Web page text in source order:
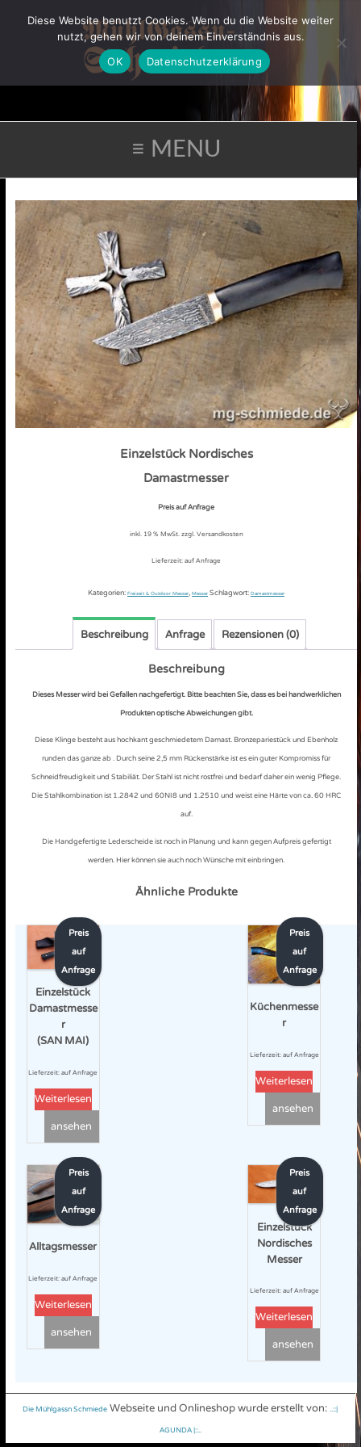
≡ MENU
Einzelstück Nordisches
Damastmesser
Preis auf Anfrage
inkl. 19 % MwSt. zzgl. Versandkosten
Lieferzeit: auf Anfrage
Kategorien: Freizeit & Outdoor Messer, Messer Schlagwort: Damastmesser
Beschreibung Anfrage Rezensionen (0)
Beschreibung
Dieses Messer wird bei Gefallen nachgefertigt. Bitte beachten Sie, dass es bei handwerklichen
Produkten optische Abweichungen gibt.
Diese Klinge besteht aus hochkant geschmiedetem Damast. Bronzepariestück und Ebenholz
runden das ganze ab . Durch seine 2,5 mm Rückenstärke ist es ein guter Kompromiss für
Schneidfreudigkeit und Stabiliät. Der Stahl ist nicht rostfrei und bedarf daher ein wenig Pflege.
Die Stahlkombination ist 1.2842 und 60NI8 und 1.2510 und weist eine Härte von ca. 60 HRC
auf.
Die Handgefertigte Lederscheide ist noch in Planung und kann gegen Aufpreis gefertigt
werden. Hier können sie auch noch Wünsche mit einbringen.
Ähnliche Produkte
Einzelstück
Damastmesse
r
(SAN MAI)
Preis
auf
Anfrage
Lieferzeit:auf Anfrage
Weiterlesen
ansehen
Küchenmesse
r
Preis
auf
Anfrage
Lieferzeit: auf Anfrage
Weiterlesen
ansehen
Alltagsmesser
Preis
auf
Anfrage
Lieferzeit:auf Anfrage
Weiterlesen
ansehen
Einzelstück
Nordisches
Messer
Preis
auf
Anfrage
Lieferzeit: auf Anfrage
Weiterlesen
ansehen
Die Mühlgassn Schmiede Webseite und Onlineshop wurde erstellt von:..::|
AGUNDA |::..
Diese Website benutzt Cookies. Wenn du die Website weiter
nutzt, gehen wir von deinem Einverständnis aus.
OK
Datenschutzerklärung